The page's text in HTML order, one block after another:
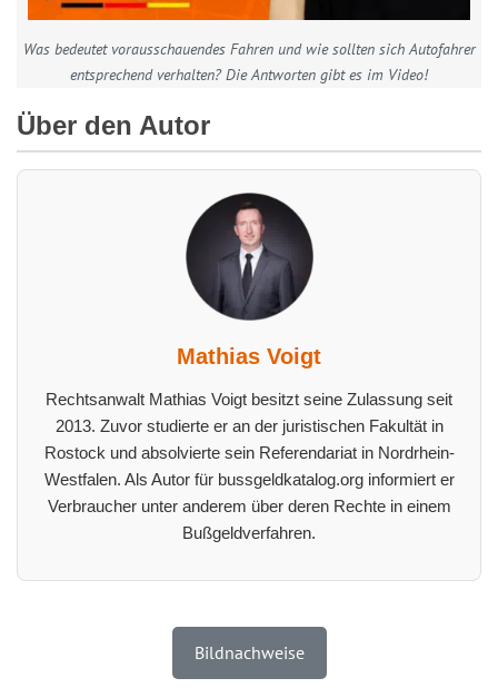
Was bedeutet vorausschauendes Fahren und wie sollten sich Autofahrer
entsprechend verhalten? Die Antworten gibt es im Video!
Über den Autor
Mathias Voigt
Rechtsanwalt Mathias Voigt besitzt seine Zulassung seit
2013. Zuvor studierte er an der juristischen Fakultät in
Rostock und absolvierte sein Referendariat in Nordrhein-
Westfalen. Als Autor für bussgeldkatalog.org informiert er
Verbraucher unter anderem über deren Rechte in einem
Bußgeldverfahren.
Bildnachweise